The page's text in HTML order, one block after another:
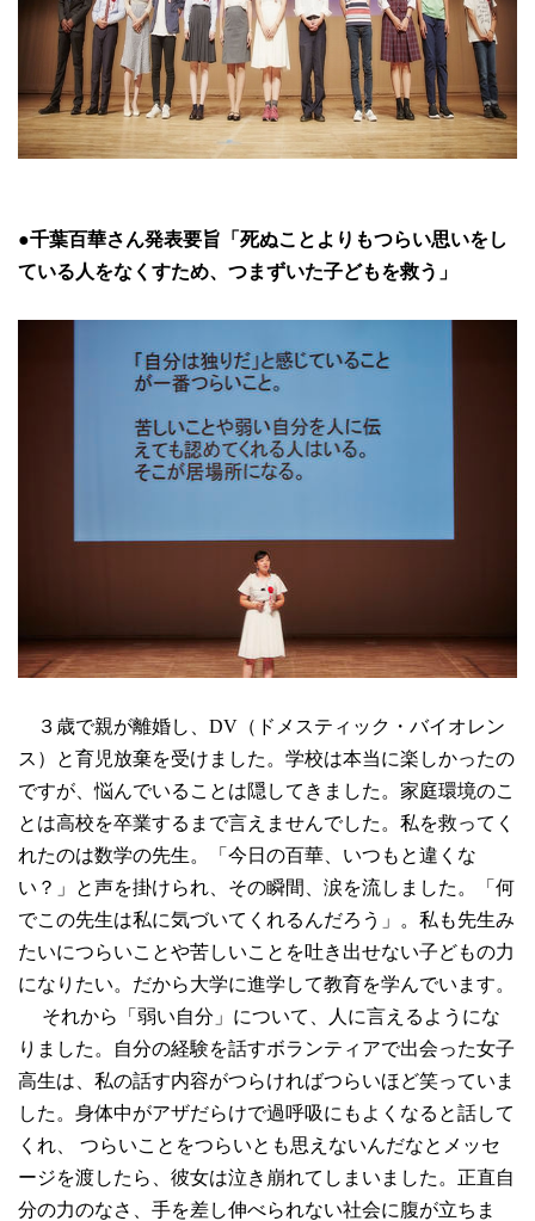
●千葉百華さん発表要旨 「死ぬことよりもつらい思いをし
ている人をなくすため、つまずいた子どもを救う」
３歳で親が離婚し、DV（ドメスティック・バイオレン
ス）と育児放棄を受けました。学校は本当に楽しかったの
ですが、悩んでいることは隠してきました。家庭環境のこ
とは高校を卒業するまで言えませんでした。私を救ってく
れたのは数学の先生。「今日の百華、いつもと違くな
い？」と声を掛けられ、その瞬間、涙を流しました。「何
でこの先生は私に気づいてくれるんだろう」。私も先生み
たいにつらいことや苦しいことを吐き出せない子どもの力
になりたい。だから大学に進学して教育を学んでいます。
それから「弱い自分」について、人に言えるようにな
りました。自分の経験を話すボランティアで出会った女子
高生は、私の話す内容がつらければつらいほど笑っていま
した。身体中がアザだらけで過呼吸にもよくなると話して
くれ、 つらいことをつらいとも思えないんだなとメッセ
ージを渡したら、彼女は泣き崩れてしまいました。正直自
分の力のなさ、手を差し伸べられない社会に腹が立ちま